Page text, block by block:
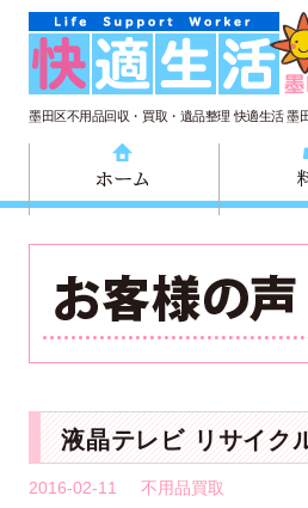
墨田区不用品回収・買取・遺品整理 快適生活 墨
液晶テレビ リサイク
2016-02-11 不用品買取